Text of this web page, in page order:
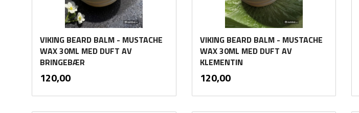
VIKING BEARD BALM - MUSTACHE
WAX 30ML MED DUFT AV
BRINGEBÆR
Pris
120,00mva.
VIKING BEARD BALM - MUSTACHE
WAX 30ML MED DUFT AV
KLEMENTIN
Pris
120,00mva.